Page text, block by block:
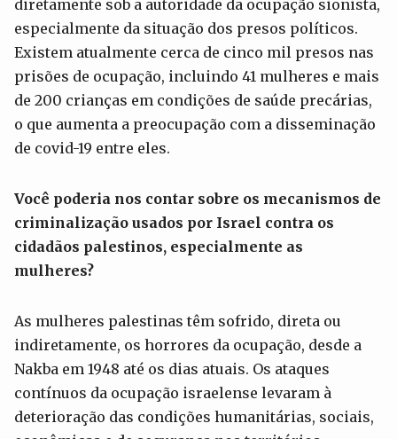
diretamente sob a autoridade da ocupação sionista,
especialmente da situação dos presos políticos.
Existem atualmente cerca de cinco mil presos nas
prisões de ocupação, incluindo 41 mulheres e mais
de 200 crianças em condições de saúde precárias,
o que aumenta a preocupação com a disseminação
de covid-19 entre eles.
Você poderia nos contar sobre os mecanismos de
criminalização usados por Israel contra os
cidadãos palestinos, especialmente as
mulheres?
As mulheres palestinas têm sofrido, direta ou
indiretamente, os horrores da ocupação, desde a
Nakba em 1948 até os dias atuais. Os ataques
contínuos da ocupação israelense levaram à
deterioração das condições humanitárias, sociais,